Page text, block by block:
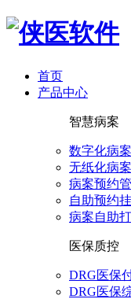
首页
产品中心
智慧病案
数字化病
无纸化病
病案预约
自助预约
病案自助
医保质控
DRG医保
DRG医保